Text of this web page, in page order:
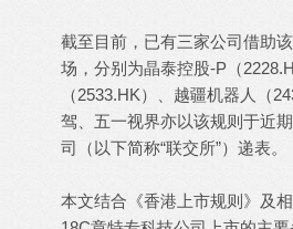
截至目前，已有三家公司借助
场，分别为晶泰控股-P（
（2533.HK）、越疆机器人（
驾、五一视界亦以该规则于近
司（以下简称“联交所”）递表。
本文结合《香港上市规则》及